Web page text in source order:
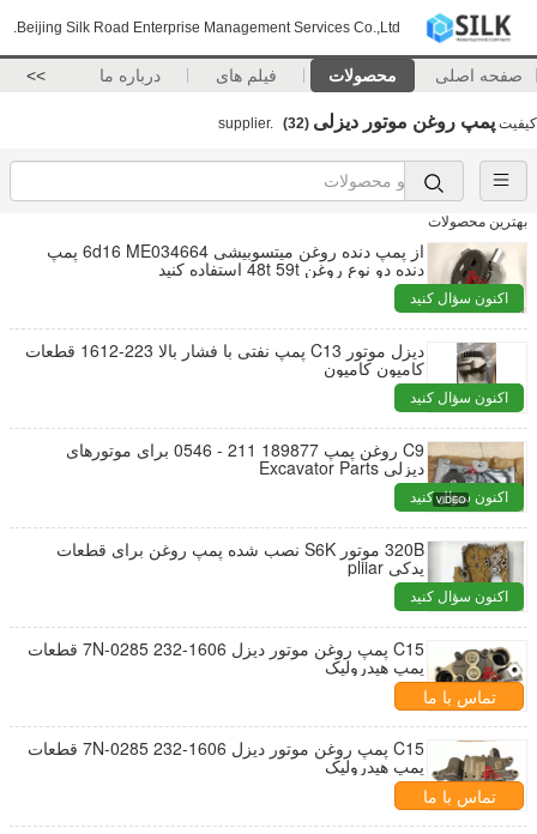
Beijing Silk Road Enterprise Management Services Co.,Ltd.
صفحه اصلی محصولات فیلم های درباره ما >>
کیفیت پمپ روغن موتور دیزلی (32)
بهترین محصولات
از پمپ دنده روغن میتسوبیشی 6d16 ME034664 پمپ
دنده دو نوع روغن 48t 59t استفاده کنید
اکنون سؤال کنید
دیزل موتور C13 پمپ نفتی با فشار بالا 223-1612 قطعات
کامیون کامیون
اکنون سؤال کنید
C9 روغن پمپ 189877 211 - 0546 برای موتورهای
دیزلی Excavator Parts
اکنون سؤال کنید
320B موتور S6K نصب شده پمپ روغن برای قطعات
یدکی pliiar
اکنون سؤال کنید
C15 پمپ روغن موتور دیزل 7N-0285 232-1606 قطعات
پمپ هیدرولیک
تماس با ما
C15 پمپ روغن موتور دیزل 7N-0285 232-1606 قطعات
پمپ هیدرولیک
تماس با ما